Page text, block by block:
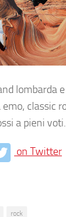
lombarda
classic
a pieni voti.
on Twitter
rock